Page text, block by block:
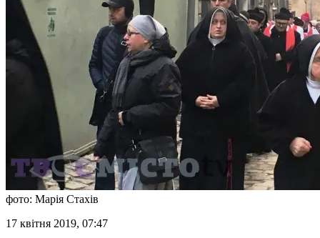
фото: Марія Стахів
17 квітня 2019, 07:47